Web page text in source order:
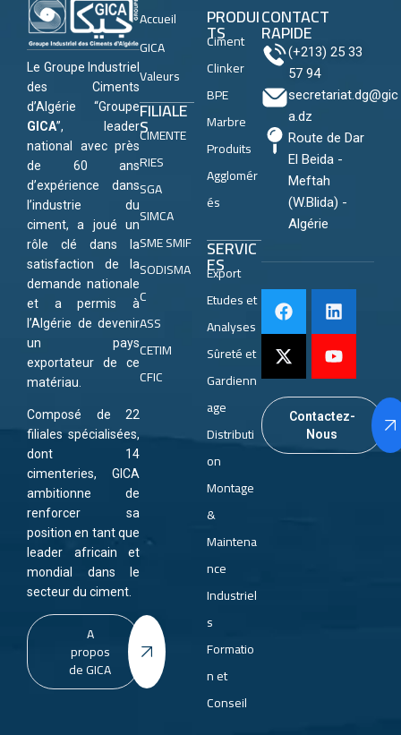
Le Groupe Industriel
des Ciments
d’Algérie “Groupe
GICA”, leader
national avec près
de 60 ans
d’expérience dans
l’industrie du
ciment, a joué un
rôle clé dans la
satisfaction de la
demande nationale
et a permis à
l’Algérie de devenir
un pays
exportateur de ce
matériau.
Composé de 22
filiales spécialisées,
dont 14
cimenteries, GICA
ambitionne de
renforcer sa
position en tant que
leader africain et
mondial dans le
secteur du ciment.
A
propos
de GICA
Accueil
GICA
Valeurs
FILIALE
S
CIMENTE
RIES
SGA
SIMCA
SME SMIF
SODISMA
C
ASS
CETIM
CFIC
PRODUI
TS
Ciment
Clinker
BPE
Marbre
Produits
Agglomér
és
SERVIC
ES
Export
Etudes et
Analyses
Sûreté et
Gardienn
age
Distributi
on
Montage
&
Maintena
nce
Industriel
s
Formatio
n et
Conseil
CONTACT
RAPIDE
(+213) 25 33
57 94
secretariat.dg@gic
a.dz
Route de Dar
El Beida -
Meftah
(W.Blida) -
Algérie
Contactez-
Nous